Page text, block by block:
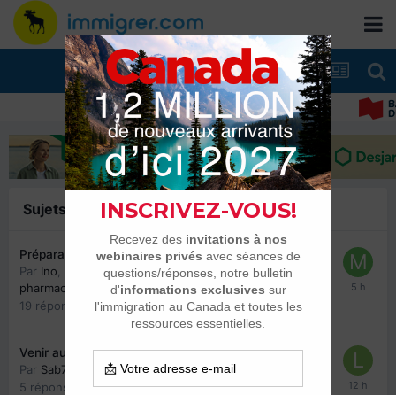
Sujets
Préparation à l'examen EACMC partie I (médecins)
Par Ino 27 octobre 2023dansMédecins, infirmières et
pharmaciens
19 réponses 8205 vues
Venir au Québec pour la retraite
Par Sab74 26 mai dans Québec
5 réponses 1855 vues